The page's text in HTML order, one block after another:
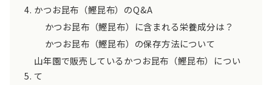
かつお昆布（鰹昆布）のQ&A
かつお昆布（鰹昆布）に含まれる栄養成分は？
かつお昆布（鰹昆布）の保存方法について
山年園で販売しているかつお昆布（鰹昆布）につい
て